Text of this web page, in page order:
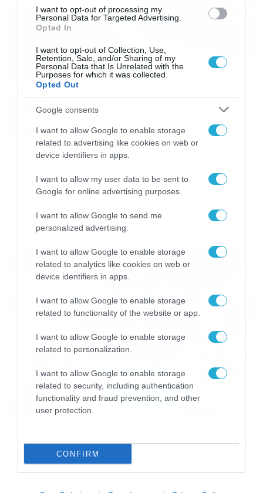
I want to opt-out of processing my
Personal Data for Targeted Advertising.
Opted In
I want to opt-out of Collection, Use,
Retention, Sale, and/or Sharing of my
Personal Data that Is Unrelated with the
Purposes for which it was collected.
Opted Out
Google consents
I want to allow Google to enable storage
related to advertising like cookies on web or
device identifiers in apps.
I want to allow my user data to be sent to
Google for online advertising purposes.
I want to allow Google to send me
personalized advertising.
I want to allow Google to enable storage
related to analytics like cookies on web or
device identifiers in apps.
I want to allow Google to enable storage
related to functionality of the website or app.
I want to allow Google to enable storage
related to personalization.
I want to allow Google to enable storage
related to security, including authentication
functionality and fraud prevention, and other
user protection.
CONFIRM
19/10/2020 11:00
(video)
Όταν η φύση δημιουργεί, ο άνθρωπος πρέπει απλά να
υποκλίνεται. Και πραγματικά, όπου υπάρχει φυσική
ομορφιά, τότε τα πάντα είναι διαφορετικά, υπέροχα
και κυρίως μοναδικά. Η παραλία της Κολώνας στην
Κύθνο, αποτελεί ένα από αυτά τα παραδείγματα. Η
γεωμορφολογική ιδιαιτερότητα της είναι ξεχωριστή,
ενώ η εικόνα που παρουσιάζει, κάνει τον άνθρωπο να
δώσει στο υπέροχο […]
Η μυστική παραλία στους Αντίπαξους που
θα σας μαγέψει (video)
Εικόνες βγαλμένες από όνειρο… Πολλοί είναι εκείνοι που